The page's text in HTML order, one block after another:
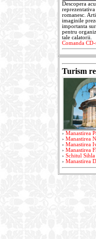
Descopera
romanesc.
imaginile
importanta
pentru
tale calatorii.
Comanda CD-
Turism
› Manastirea
› Manastirea
› Manastirea
› Manastirea
› Schitul Sihla
› Manastirea